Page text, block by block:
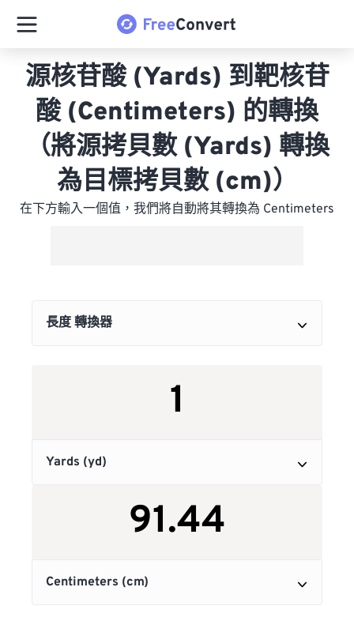
源核苷酸 (Yards) 到靶核苷
酸 (Centimeters) 的轉換
（將源拷貝數 (Yards) 轉換
為目標拷貝數 (cm)）
在下方輸入一個值，我們將自動將其轉換為 Centimeters